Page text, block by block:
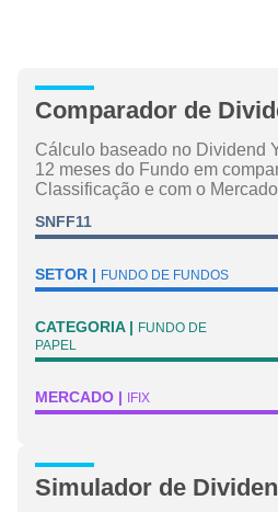
Comparador de
Cálculo baseado no Dividend
12 meses do Fundo em
Classificação e com o
SNFF11
SETOR FUNDO DE FUNDOS
CATEGORIA
FUNDO DE
PAPEL
MERCADO IFIX
Simulador de